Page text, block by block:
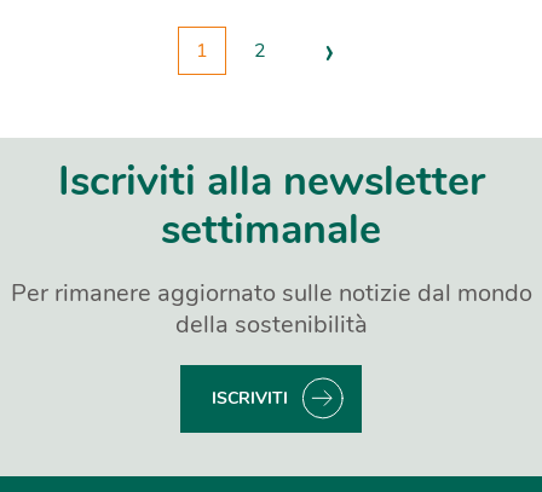
1 2 ›
Iscriviti alla newsletter
settimanale
Per rimanere aggiornato sulle notizie dal mondo
della sostenibilità
ISCRIVITI